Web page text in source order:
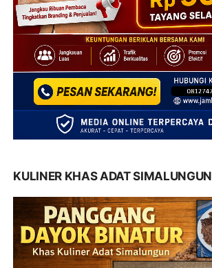
KULINER KHAS ADAT SIMALUNGUN